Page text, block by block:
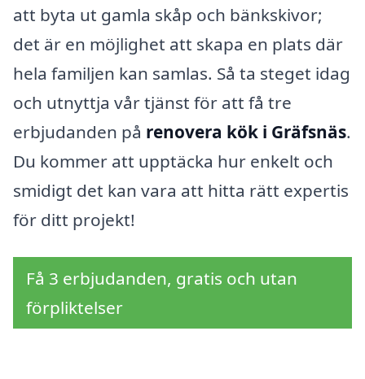
att byta ut gamla skåp och bänkskivor;
det är en möjlighet att skapa en plats där
hela familjen kan samlas. Så ta steget idag
och utnyttja vår tjänst för att få tre
erbjudanden på renovera kök i Gräfsnäs.
Du kommer att upptäcka hur enkelt och
smidigt det kan vara att hitta rätt expertis
för ditt projekt!
Få 3 erbjudanden, gratis och utan
förpliktelser